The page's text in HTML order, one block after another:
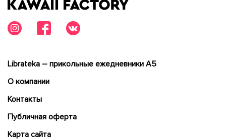
Librateka – прикольные ежедневники А5
О компании
Контакты
Публичная оферта
Карта сайта